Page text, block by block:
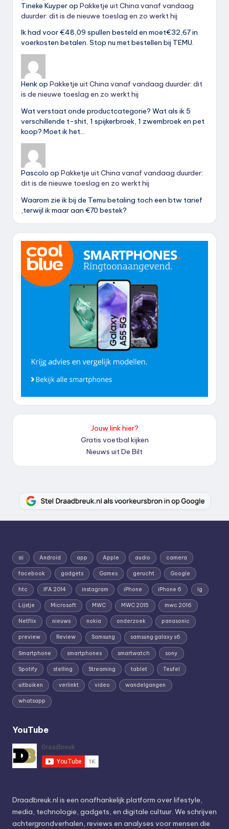
Tineke Kuyperop Pakketje uit China vanaf vandaag
duurder: dit is de nieuwe toeslag en zo werkt hij
Ik had voor €48,09 spullen besteld en moet€32,67 in
voerkosten betalen. Stop nu met bestellen bij TEMU.
Henkop Pakketje uit China vanaf vandaag duurder: dit
is de nieuwe toeslag en zo werkt hij
Wat verstaat onde productcategorie? Wat als ik 5
verschillende t-shit, 1 spijkerbroek, 1 zwembroek en pet
koop? Moet ik het…
Pascolo op Pakketje uit China vanaf vandaag duurder:
dit is de nieuwe toeslag en zo werkt hij
Waarom zie ik bij de Temu betaling toch een btw tarief
,terwijl ik maar aan €70 bestek?
Jouw link hier?
Gratis voetbal kijken
Nieuws uit De Bilt
ai Android app Apple audio camera
facebook gadgets Games gerucht Google
htc IFA 2014 instagram iPhone iPhone 6 lg
Lijstje Microsoft MWC MWC 2015 mwc 2016
Netflix nieuws nokia onderzoek panasonic
preview Review Samsung samsung galaxy s6
Smartphone smartphones smartwatch sony
Spotify stelling Streaming tablet Teufel
uitbuiken verlinkt video wandelgangen
whatsapp
YouTube
Draadbreuk.nl is een onafhankelijk platform over lifestyle,
media, technologie, gadgets, en digitale cultuur. We schrijven
achtergrondverhalen, reviews en analyses voor mensen die